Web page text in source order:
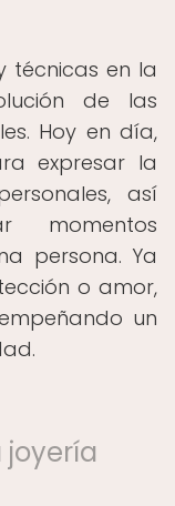
técnicas en la
de las
Hoy en día,
expresar la
así
momentos
persona. Ya
o amor,
un